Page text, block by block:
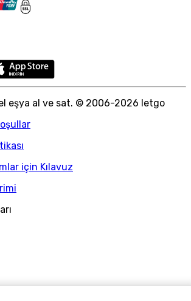
eşya al ve sat. © 2006-2026 letgo
için Kılavuz